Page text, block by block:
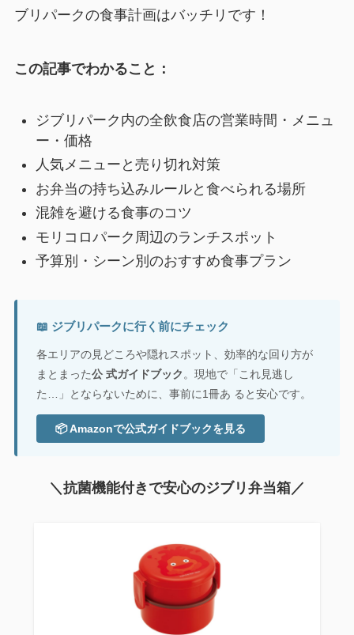
ブリパークの食事計画はバッチリです！
この記事でわかること：
ジブリパーク内の全飲食店の営業時間・メニュ
ー・価格
人気メニューと売り切れ対策
お弁当の持ち込みルールと食べられる場所
混雑を避ける食事のコツ
モリコロパーク周辺のランチスポット
予算別・シーン別のおすすめ食事プラン
📖 ジブリパークに行く前にチェック
各エリアの見どころや隠れスポット、効率的な回り方が
まとまった公 式ガイドブック 。現地で「これ見逃し
た…」とならないために、事前に1冊あ ると安心です。
📦 Amazonで公式ガイドブックを見る
＼抗菌機能付きで安心のジブリ弁当箱／